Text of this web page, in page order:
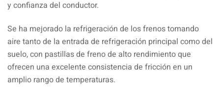
y confianza del conductor.
Se ha mejorado la refrigeración de los frenos tomando
aire tanto de la entrada de refrigeración principal como del
suelo, con pastillas de freno de alto rendimiento que
ofrecen una excelente consistencia de fricción en un
amplio rango de temperaturas.